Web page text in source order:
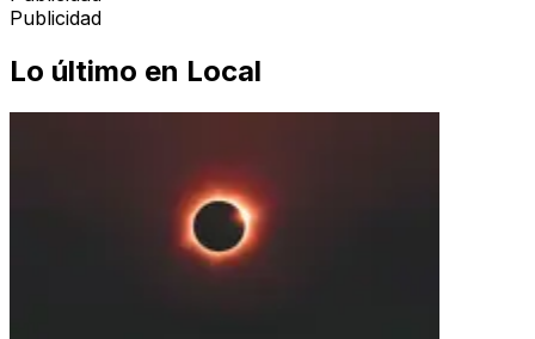
Publicidad
Lo último en Local